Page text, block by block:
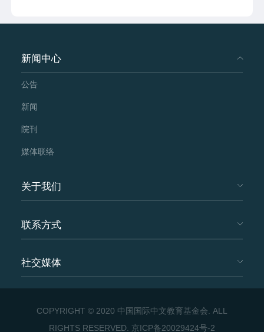
新闻中心
公告
新闻
院刊
媒体联络
关于我们
联系方式
社交媒体
COPYRIGHT © 2020 中国国际中文教育基金会. ALL
RIGHTS RESERVED. 京ICP备20029424号-2